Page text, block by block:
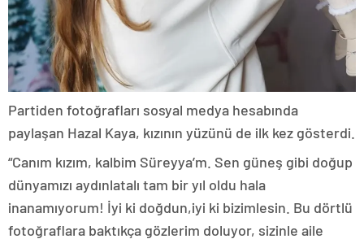
Partiden fotoğrafları sosyal medya hesabında
paylaşan Hazal Kaya, kızının yüzünü de ilk kez gösterdi.
“Canım kızım, kalbim Süreyya’m. Sen güneş gibi doğup
dünyamızı aydınlatalı tam bir yıl oldu hala
inanamıyorum! İyi ki doğdun,iyi ki bizimlesin. Bu dörtlü
fotoğraflara baktıkça gözlerim doluyor, sizinle aile